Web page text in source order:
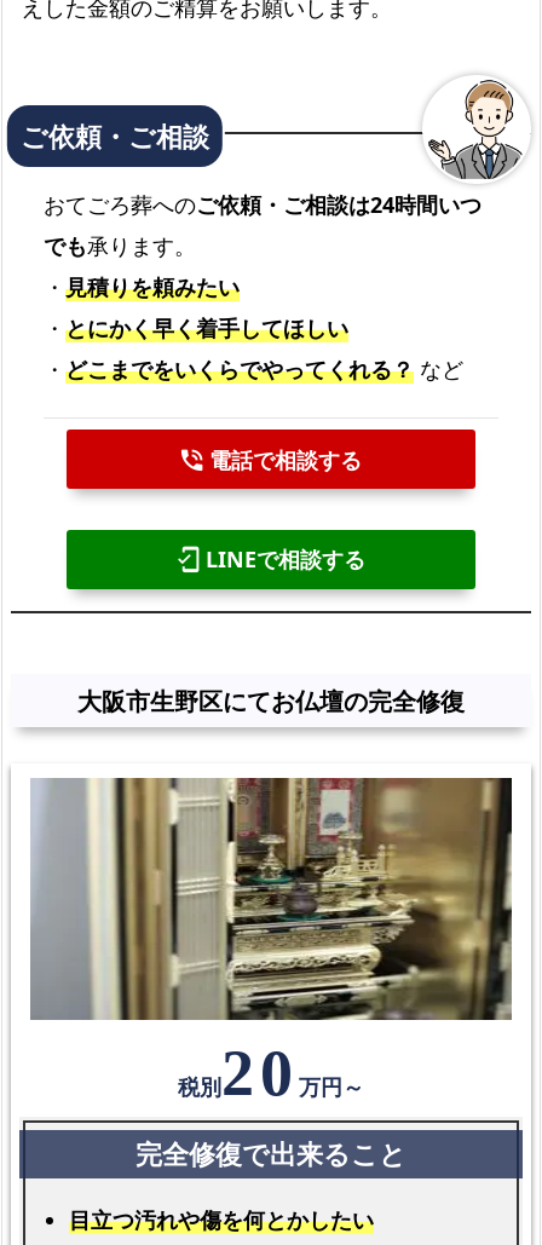
えした金額のご精算をお願いします。
おてごろ葬へのご依頼・ご相談は24時間いつ
でも承ります。
・ 見積りを頼みたい
・ とにかく早く着手してほしい
・ どこまでをいくらでやってくれる？など
phone_in_talk電話で相談する
mobile_friendly LINEで相談する
大阪市生野区にてお仏壇の完全修復
税別20万円～
目立つ汚れや傷を何とかしたい